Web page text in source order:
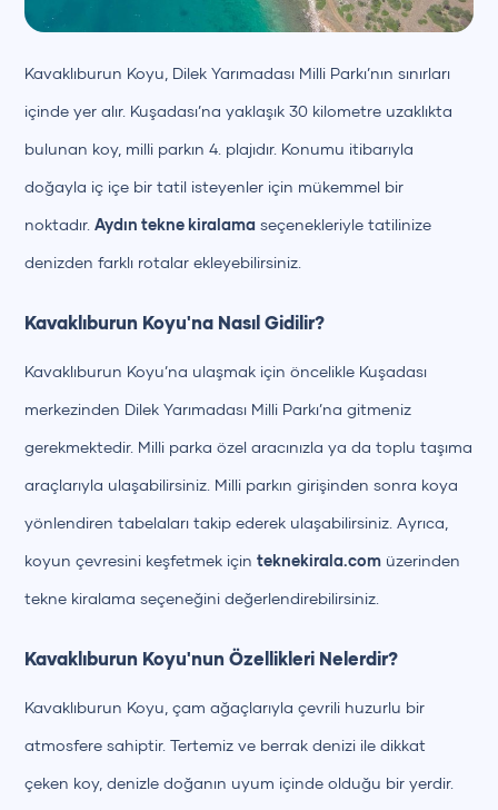
Kavaklıburun Koyu, Dilek Yarımadası Milli Parkı’nın sınırları
içinde yer alır. Kuşadası’na yaklaşık 30 kilometre uzaklıkta
bulunan koy, milli parkın 4. plajıdır. Konumu itibarıyla
doğayla iç içe bir tatil isteyenler için mükemmel bir
noktadır.Aydın tekne kiralama seçenekleriyle tatilinize
denizden farklı rotalar ekleyebilirsiniz.
Kavaklıburun Koyu'na Nasıl Gidilir?
Kavaklıburun Koyu’na ulaşmak için öncelikle Kuşadası
merkezinden Dilek Yarımadası Milli Parkı’na gitmeniz
gerekmektedir. Milli parka özel aracınızla ya da toplu taşıma
araçlarıyla ulaşabilirsiniz. Milli parkın girişinden sonra koya
yönlendiren tabelaları takip ederek ulaşabilirsiniz. Ayrıca,
koyun çevresini keşfetmek içinteknekirala.com üzerinden
tekne kiralama seçeneğini değerlendirebilirsiniz.
Kavaklıburun Koyu'nun Özellikleri Nelerdir?
Kavaklıburun Koyu, çam ağaçlarıyla çevrili huzurlu bir
atmosfere sahiptir. Tertemiz ve berrak denizi ile dikkat
çeken koy, denizle doğanın uyum içinde olduğu bir yerdir.